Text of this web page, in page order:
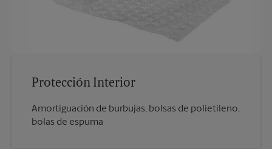
Protección Interior
Amortiguación de burbujas, bolsas de polietileno,
bolas de espuma